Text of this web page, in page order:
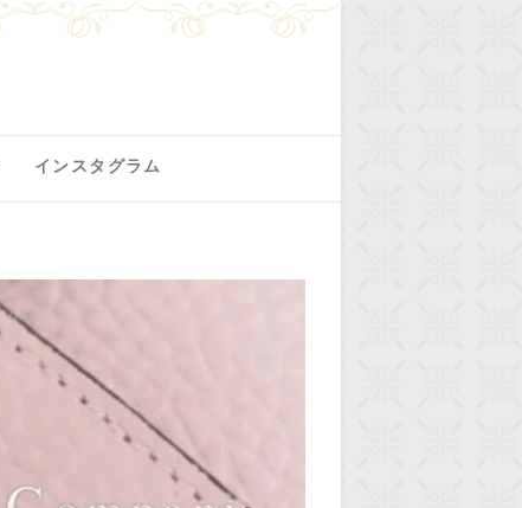
インスタグラム